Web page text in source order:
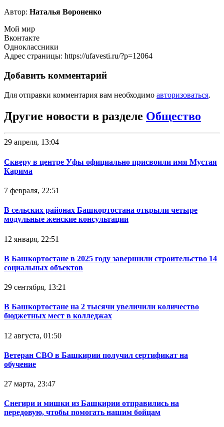
Автор: Наталья Вороненко
Мой мир
Вконтакте
Одноклассники
Адрес страницы: https://ufavesti.ru/?p=12064
Добавить комментарий
Для отправки комментария вам необходимо авторизоваться.
Другие новости в разделе Общество
29 апреля, 13:04
Скверу в центре Уфы официально присвоили имя Мустая
Карима
7 февраля, 22:51
В сельских районах Башкортостана открыли четыре
модульные женские консультации
12 января, 22:51
В Башкортостане в 2025 году завершили строительство 14
социальных объектов
29 сентября, 13:21
В Башкортостане на 2 тысячи увеличили количество
бюджетных мест в колледжах
12 августа, 01:50
Ветеран СВО в Башкирии получил сертификат на
обучение
27 марта, 23:47
Снегири и мишки из Башкирии отправились на
передовую, чтобы помогать нашим бойцам